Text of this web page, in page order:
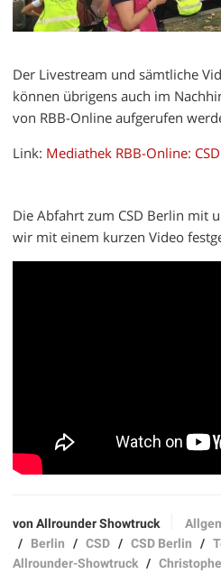
Der Livestream und sämtliche
können übrigens auch im
von RBB-Online aufgerufen
Link: Mediathek RBB-Online:
Die Abfahrt zum CSD Berlin mit
wir mit einem kurzen Video
von Allrounder Showtruck
/ Berlin /CSD /CSD Berlin /
Allrounder-Showtruck /